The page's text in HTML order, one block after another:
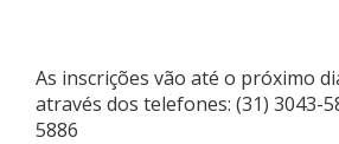
As inscrições vão até o próximo
através dos telefones: (31) 3043-
5886